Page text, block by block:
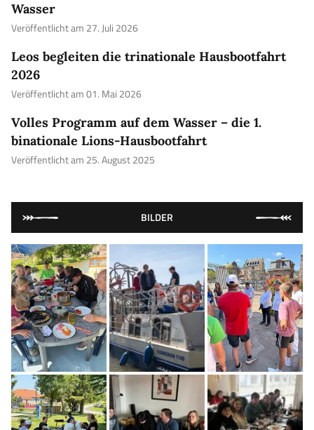
Wasser
Veröffentlicht am 27. Juli 2026
Leos begleiten die trinationale Hausbootfahrt
2026
Veröffentlicht am 01. Mai 2026
Volles Programm auf dem Wasser – die 1.
binationale Lions-Hausbootfahrt
Veröffentlicht am 25. August 2025
BILDER